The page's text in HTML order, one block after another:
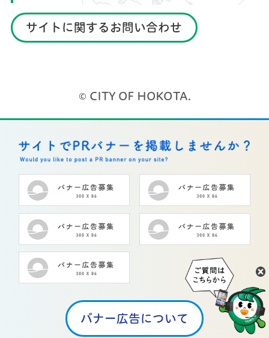
サイトに関するお問い合わせ
© CITY OF HOKOTA.
バナー広告について